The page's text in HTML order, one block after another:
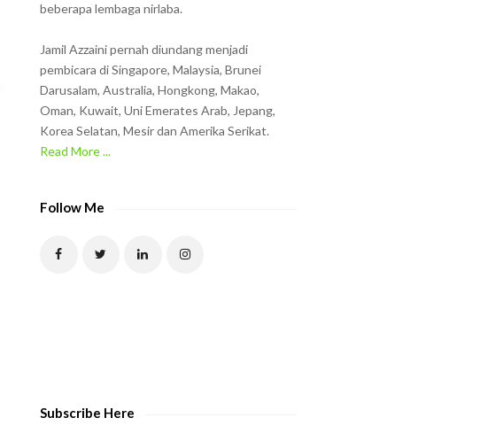
beberapa lembaga nirlaba.
Jamil Azzaini pernah diundang menjadi
pembicara di Singapore, Malaysia, Brunei
Darusalam, Australia, Hongkong, Makao,
Oman, Kuwait, Uni Emerates Arab, Jepang,
Korea Selatan, Mesir dan Amerika Serikat.
Read More ...
Follow Me
Subscribe Here